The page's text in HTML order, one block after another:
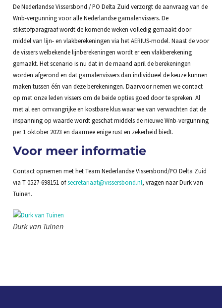
De Nederlandse Vissersbond / PO Delta Zuid verzorgt de aanvraag van de
Wnb-vergunning voor alle Nederlandse garnalenvissers. De
stikstofparagraaf wordt de komende weken volledig gemaakt door
middel van lijn- en vlakberekeningen via het AERIUS-model. Naast de voor
de vissers welbekende lijnberekeningen wordt er een vlakberekening
gemaakt. Het scenario is nu dat in de maand april de berekeningen
worden afgerond en dat garnalenvissers dan individueel de keuze kunnen
maken tussen één van deze berekeningen. Daarvoor nemen we contact
op met onze leden vissers om de beide opties goed door te spreken. Al
met al een omvangrijke en kostbare klus waar we van verwachten dat de
inspanning op waarde wordt geschat middels de nieuwe Wnb-vergunning
per 1 oktober 2023 en daarmee enige rust en zekerheid biedt.
Voor meer informatie
Contact opnemen met het Team Nederlandse Vissersbond/PO Delta Zuid
via T 0527-698151 ofsecretariaat@vissersbond.nl, vragen naar Durk van
Tuinen.
Durk van Tuinen